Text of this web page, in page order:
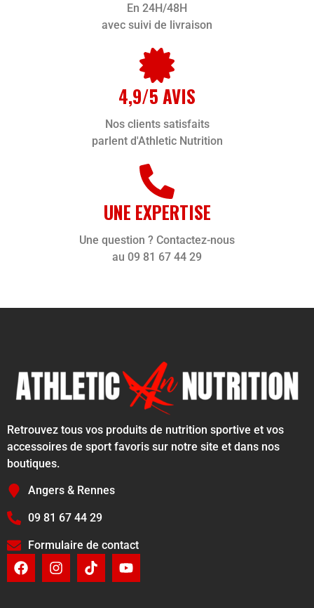
En 24H/48H
avec suivi de livraison
4,9/5 AVIS
Nos clients satisfaits
parlent d'Athletic Nutrition
UNE EXPERTISE
Une question ? Contactez-nous
au 09 81 67 44 29
Retrouvez tous vos produits de nutrition sportive et vos
accessoires de sport favoris sur notre site et dans nos
boutiques.
Angers & Rennes
09 81 67 44 29
Formulaire de contact